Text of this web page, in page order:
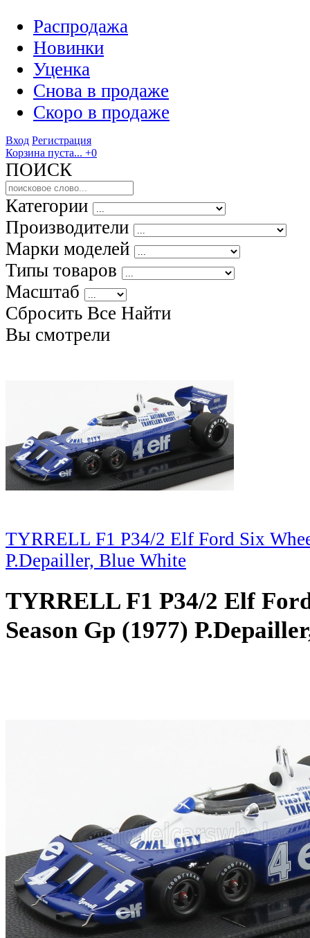
Распродажа
Новинки
Уценка
Снова в продаже
Скоро в продаже
Вход Регистрация
Корзина пуста... +0
ПОИСК
Категории
Производители
Марки моделей
Типы товаров
Масштаб
Сбросить Все Найти
Вы смотрели
TYRRELL F1 P34/2 Elf Ford Six
P.Depailler, Blue White
TYRRELL F1 P34/2 Elf
Season Gp (1977)